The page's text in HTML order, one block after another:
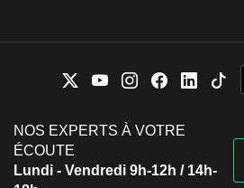
NOS EXPERTS À VOTRE
ÉCOUTE
Lundi - Vendredi 9h-12h / 14h-